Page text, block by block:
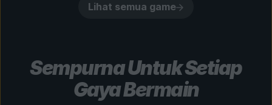
Lihat semua game
Sempurna Untuk Setiap
Gaya Bermain